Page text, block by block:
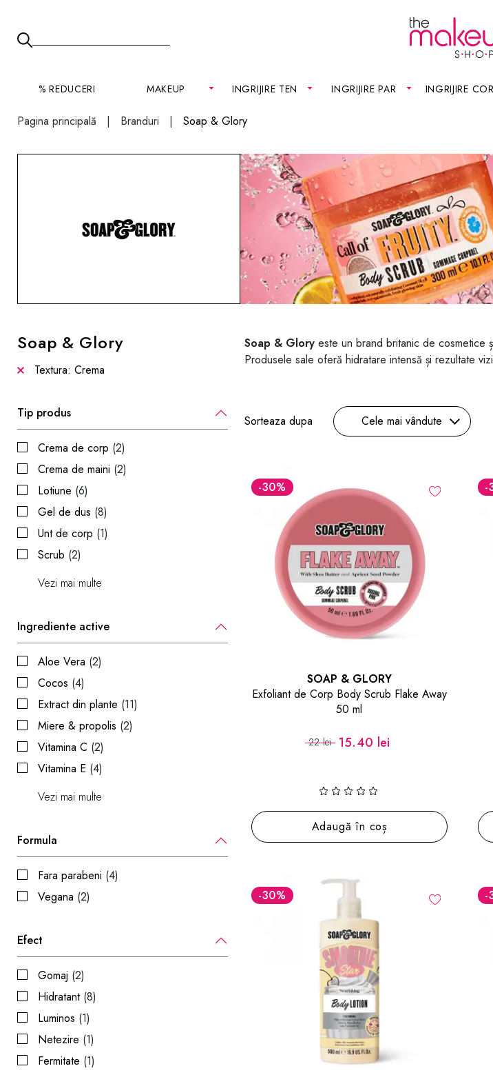
% REDUCERI MAKEUP INGRIJIRE TEN INGRIJIRE PAR INGRIJIRE
Pagina principală Branduri Soap & Glory
Soap & Glory
Textura: Crema
Tip produs
Crema de corp (2)
Crema de maini (2)
Lotiune (6)
Gel de dus (8)
Unt de corp (1)
Scrub (2)
Vezi mai multe
Ingrediente active
Aloe Vera (2)
Cocos (4)
Extract din plante (11)
Miere & propolis (2)
Vitamina C (2)
Vitamina E (4)
Vezi mai multe
Formula
Fara parabeni (4)
Vegana (2)
Efect
Gomaj (2)
Hidratant(8)
Luminos (1)
Netezire (1)
Fermitate (1)
Soap & Gloryeste un brand britanic de cosmetice
Produsele sale oferă hidratare intensă și rezultate
Sorteaza dupa Cele mai vândute
-30%
SOAP & GLORY
Exfoliant de Corp Body Scrub Flake Away
50 ml
22 lei 15.40 lei
Adaugă în coș
-
-30% -